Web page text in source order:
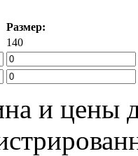
Размер:
140
и цены